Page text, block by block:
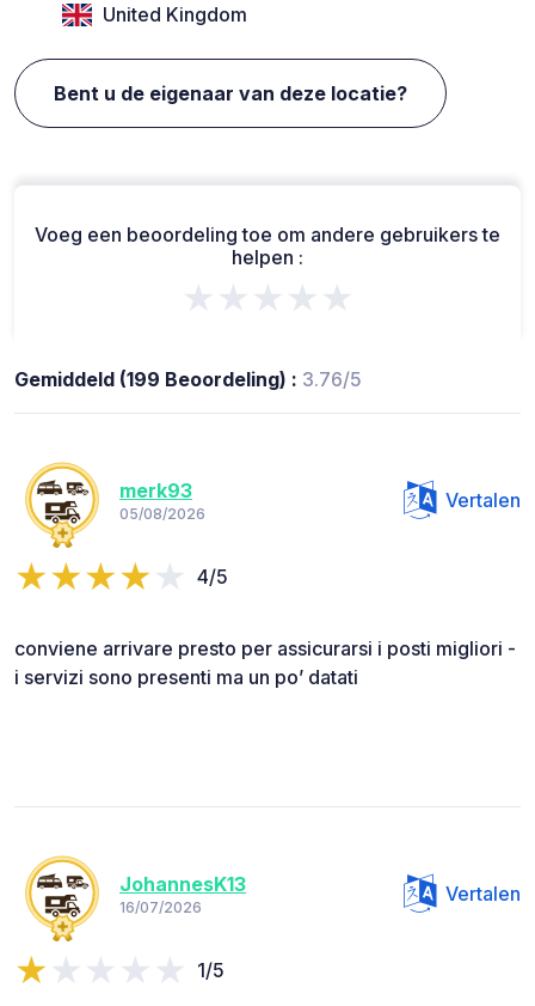
United Kingdom
Bent u de eigenaar van deze locatie?
Voeg een beoordeling toe om andere gebruikers te
helpen :
★★★★★
Gemiddeld (199 Beoordeling) : 3.76/5
merk93
05/08/2026
Vertalen
4/5
conviene arrivare presto per assicurarsi i posti migliori -
i servizi sono presenti ma un po’ datati
JohannesK13
16/07/2026
Vertalen
1/5